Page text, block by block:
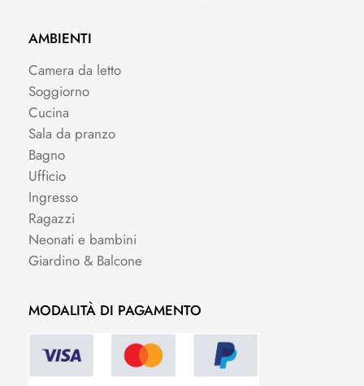
AMBIENTI
Camera da letto
Soggiorno
Cucina
Sala da pranzo
Bagno
Ufficio
Ingresso
Ragazzi
Neonati e bambini
Giardino & Balcone
MODALITÀ DI PAGAMENTO